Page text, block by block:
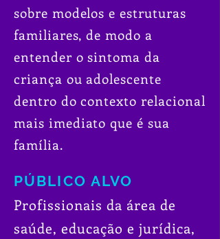
sobre modelos e estruturas
familiares, de modo a
entender o sintoma da
criança ou adolescente
dentro do contexto relacional
mais imediato que é sua
família.
PÚBLICO ALVO
Profissionais da área de
saúde, educação e jurídica,